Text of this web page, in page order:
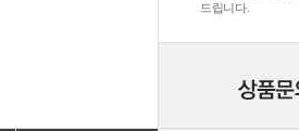
드립니다.